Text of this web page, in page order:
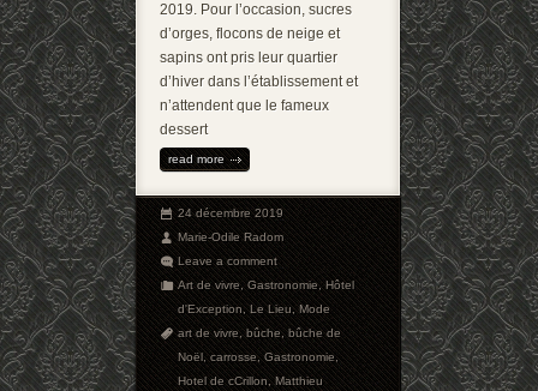
2019. Pour l’occasion, sucres
d’orges, flocons de neige et
sapins ont pris leur quartier
d’hiver dans l’établissement et
n’attendent que le fameux
dessert
read more
24 décembre 2019
Marie-Odile Radom
Leave a comment
Art de vivre,Gastronomie,Hôtel
d'Exception,Le Lieu,Mode
art de vivre,bûche,bûche de
Noël,carrosse,Gastronomie,
Hotel de cCrillon,Matthieu